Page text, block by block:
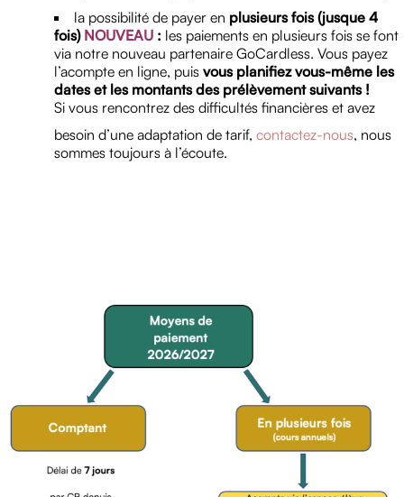
la possibilité de payer en plusieurs fois (jusque 4
fois) NOUVEAU : les paiements en plusieurs fois se font
via notre nouveau partenaire GoCardless. Vous payez
l’acompte en ligne, puis vous planifiez vous-même les
dates et les montants des prélèvement suivants !
Si vous rencontrez des difficultés financières et avez
besoin d’une adaptation de tarif, contactez-nous, nous
sommes toujours à l’écoute.